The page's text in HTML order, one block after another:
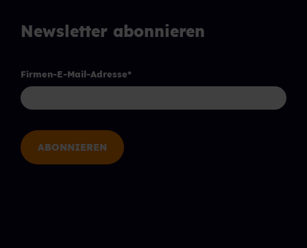
Newsletter abonnieren
Firmen-E-Mail-Adresse*